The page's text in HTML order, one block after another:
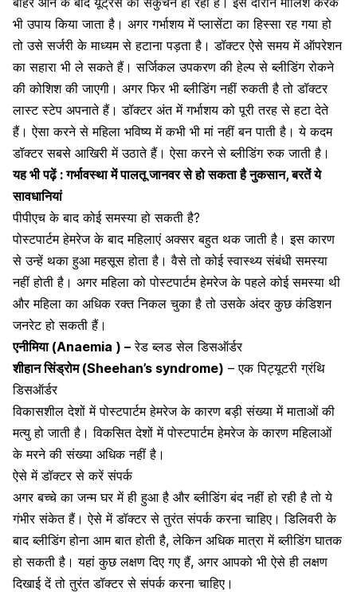
भी उपाय किया जाता है। अगर गर्भाशय में प्लासेंटा का हिस्सा रह गया हो
तो उसे सर्जरी के माध्यम से हटाना पड़ता है। डॉक्टर ऐसे समय में ऑपरेशन
का सहारा भी ले सकते हैं। सर्जिकल उपकरण की हेल्प सेब्लीडिंगरोकने
की कोशिश की जाएगी। अगर फिर भी ब्लीडिंग नहीं रुकती है तो डॉक्टर
लास्ट स्टेप अपनाते हैं। डॉक्टर अंत में गर्भाशय को पूरी तरह से हटा देते
हैं। ऐसा करने से महिला भविष्य में कभी भी मां नहीं बन पाती है। ये कदम
डॉक्टर सबसे आखिरी में उठाते हैं। ऐसा करने से ब्लीडिंग रुक जाती है।
यह भी पढ़ें : गर्भावस्था में पालतू जानवर से हो सकता है नुकसान, बरतें ये
सावधानियां
पीपीएच के बाद कोई समस्या हो सकती है?
पोस्टपार्टम हेमरेज के बाद महिलाएं अक्सर बहुत थक जाती है। इस कारण
से उन्हें थका हुआ महसूस होता है। वैसे तो कोई स्वास्थ्य संबंधी समस्या
नहीं होती है। अगर महिला को पोस्टपार्टमहेमरेजके पहले कोई समस्या थी
और महिला का अधिक रक्त निकल चुका है तो उसके अंदर कुछ कंडिशन
जनरेट हो सकती हैं।
एनीमिया (Anaemia ) – रेड ब्लड सेल डिसऑर्डर
शीहान सिंड्रोम (Sheehan’s syndrome) – एक पिट्यूटरी ग्रंथि
डिसऑर्डर
विकासशील देशों में पोस्टपार्टम हेमरेज के कारण बड़ी संख्या में माताओं की
मत्यु हो जाती है। विकसित देशों में पोस्टपार्टम हेमरेज के कारण महिलाओं
के मरने की संख्या अधिक नहीं है।
ऐसे में डॉक्टर से करें संपर्क
अगर बच्चे का जन्म घर में ही हुआ है और ब्लीडिंग बंद नहीं हो रही है तो ये
गंभीर संकेत हैं। ऐसे में डॉक्टर से तुरंत संपर्क करना चाहिए। डिलिवरी के
बाद ब्लीडिंग होना आम बात होती है, लेकिन अधिक मात्रा में ब्लीडिंग घातक
हो सकती है। यहां कुछ लक्षण दिए गए हैं, अगर आपको भी ऐसे ही लक्षण
दिखाई दें तो तुरंत डॉक्टर से संपर्क करना चाहिए।